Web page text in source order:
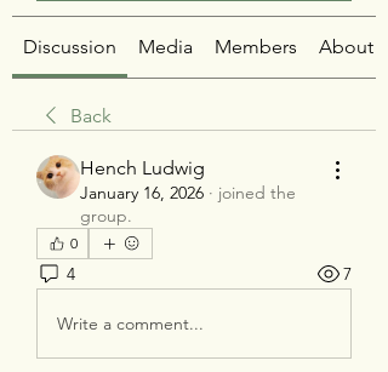
Discussion Media Members About
Back
Hench Ludwig
January 16, 2026 · joined the
group.
0
4 7
Write a comment...